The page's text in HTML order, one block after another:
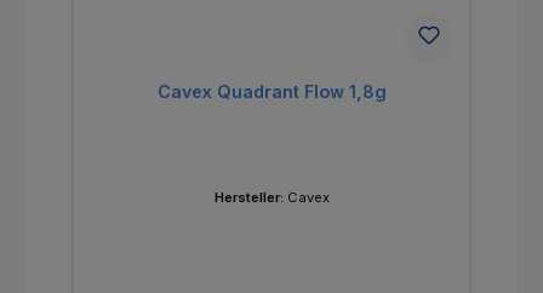
Cavex Quadrant Flow 1,8g
Hersteller: Cavex